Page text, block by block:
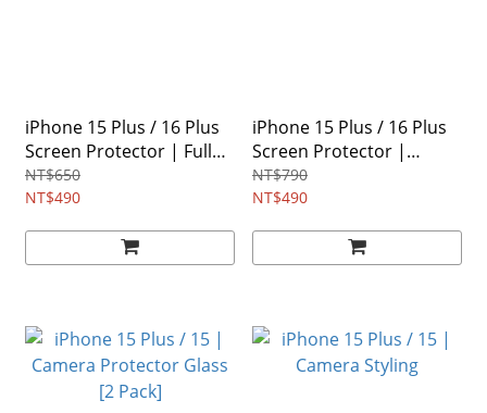
iPhone 15 Plus / 16 Plus
Screen Protector | Full
Cover Glass
NT$650
NT$490
iPhone 15 Plus / 16 Plus
Screen Protector |
Privacy Glass
NT$790
NT$490